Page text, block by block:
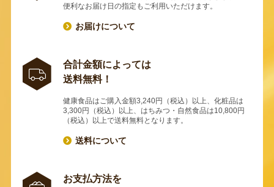
便利なお届け日の指定もご利用いただけます。
お届けについて
合計金額によっては
送料無料！
健康食品はご購入金額3,240円（税込）以上、化粧品は
3,300円（税込）以上、はちみつ・自然食品は10,800円
（税込）以上で送料無料となります。
送料について
お支払方法を